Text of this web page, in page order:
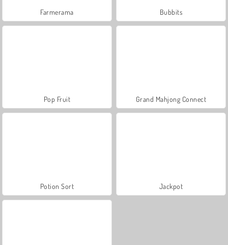
Farmerama Bubbits
Pop Fruit Grand Mahjong Connect
Potion Sort Jackpot